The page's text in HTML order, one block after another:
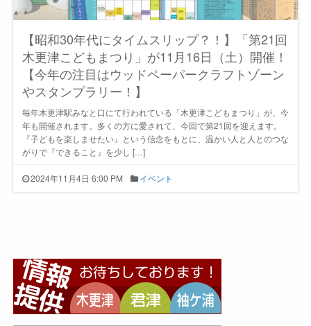
【昭和30年代にタイムスリップ？！】「第21回
木更津こどもまつり」が11月16日（土）開催！
【今年の注目はウッドペーパークラフトゾーン
やスタンプラリー！】
毎年木更津駅みなと口にて行われている「木更津こどもまつり」が、今
年も開催されます。多くの方に愛されて、今回で第21回を迎えます。
『子どもを楽しませたい』という信念をもとに、温かい人と人とのつな
がりで『できること』を少し […]
2024年11月4日 6:00 PM イベント